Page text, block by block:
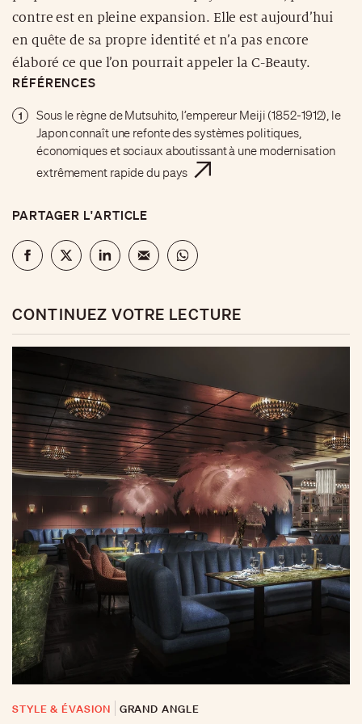
contre est en pleine expansion. Elle est aujourd’hui
en quête de sa propre identité et n’a pas encore
élaboré ce que l’on pourrait appeler la C-Beauty.
RÉFÉRENCES
1
Sous le règne de Mutsuhito, l’empereur Meiji (1852-1912), le
Japon connaît une refonte des systèmes politiques,
économiques et sociaux aboutissant à une modernisation
extrêmement rapide du pays
PARTAGER L'ARTICLE
CONTINUEZ VOTRE LECTURE
STYLE & ÉVASION GRAND ANGLE